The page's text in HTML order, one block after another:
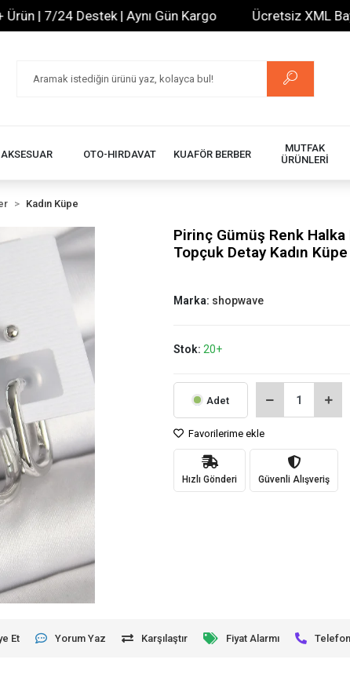
| 7/24 Destek | Aynı Gün Kargo Ücretsiz XML
AKSESUAR OTO-HIRDAVAT KUAFÖR BERBER
MUTFAK
ÜRÜNLERİ
Kadın Küpe
Pirinç Gümüş Renk
Topçuk Detay Kadın
Marka: shopwave
Stok: 20+
Adet
Favorilerime ekle
Hızlı Gönderi Güvenli Alışveriş
Et Yorum Yaz Karşılaştır Fiyat Alarmı